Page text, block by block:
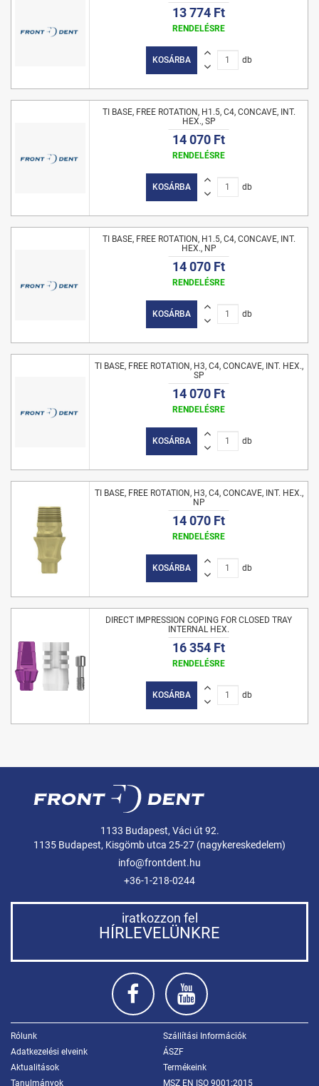
13 774 Ft
RENDELÉSRE
KOSÁRBA db
TI BASE, FREE ROTATION, H1.5, C4, CONCAVE, INT.
HEX., SP
14 070 Ft
RENDELÉSRE
KOSÁRBA db
TI BASE, FREE ROTATION, H1.5, C4, CONCAVE, INT.
HEX., NP
14 070 Ft
RENDELÉSRE
KOSÁRBA db
TI BASE, FREE ROTATION, H3, C4, CONCAVE, INT. HEX.,
SP
14 070 Ft
RENDELÉSRE
KOSÁRBA db
TI BASE, FREE ROTATION, H3, C4, CONCAVE, INT. HEX.,
NP
14 070 Ft
RENDELÉSRE
KOSÁRBA db
DIRECT IMPRESSION COPING FOR CLOSED TRAY
INTERNAL HEX.
16 354 Ft
RENDELÉSRE
KOSÁRBA db
1133 Budapest, Váci út 92.
1135 Budapest, Kisgömb utca 25-27 (nagykereskedelem)
info@frontdent.hu
+36-1-218-0244
iratkozzon fel
HÍRLEVELÜNKRE
Rólunk
Szállítási Információk
Adatkezelési elveink
ÁSZF
Aktualitások
Termékeink
Tanulmányok
MSZ EN ISO 9001:2015